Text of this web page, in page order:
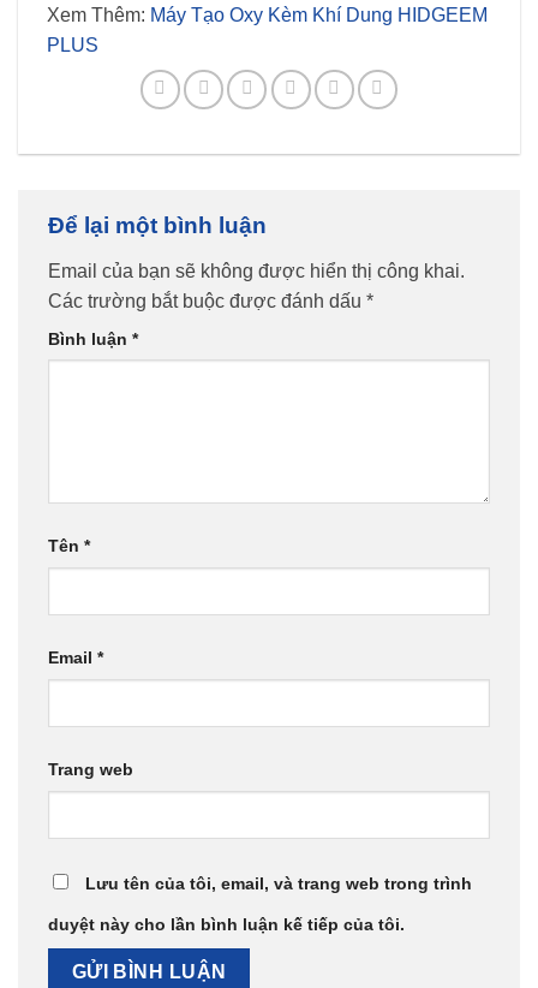
Xem Thêm: Máy Tạo Oxy Kèm Khí Dung HIDGEEM
PLUS
Để lại một bình luận
Email của bạn sẽ không được hiển thị công khai.
Các trường bắt buộc được đánh dấu *
Bình luận *
Tên *
Email *
Trang web
Lưu tên của tôi, email, và trang web trong trình
duyệt này cho lần bình luận kế tiếp của tôi.